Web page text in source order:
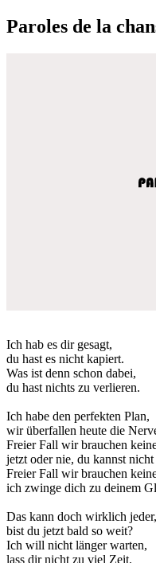
Paroles de la
Ich hab es dir gesagt,
du hast es nicht kapiert.
Was ist denn schon dabei,
du hast nichts zu verlieren.
Ich habe den perfekten Plan,
wir überfallen heute die
Freier Fall wir brauchen
jetzt oder nie, du kannst
Freier Fall wir brauchen
ich zwinge dich zu deinem
Das kann doch wirklich jeder,
bist du jetzt bald so weit?
Ich will nicht länger warten,
lass dir nicht zu viel Zeit.